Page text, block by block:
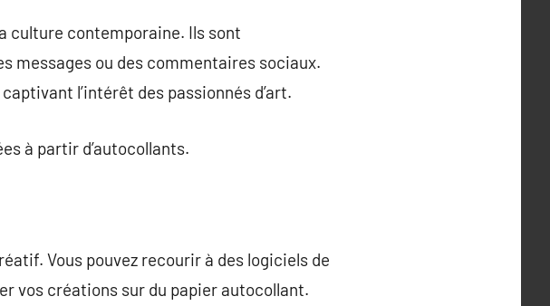
culture contemporaine. Ils sont
messages ou des commentaires sociaux.
l’intérêt des passionnés d’art.
à partir d’autocollants.
Vous pouvez recourir à des logiciels de
vos créations sur du papier autocollant.